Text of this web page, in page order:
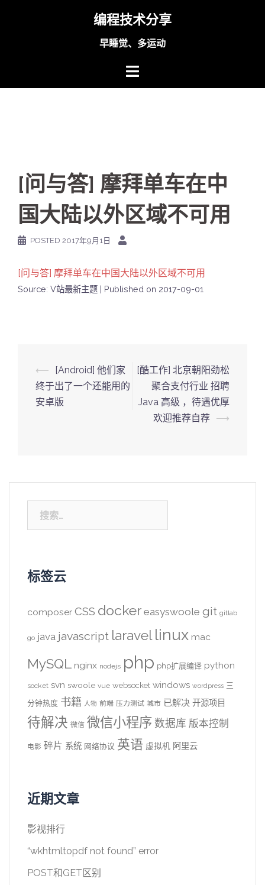
编程技术分享
早睡觉、多运动
[问与答] 摩拜单车在中
国大陆以外区域不可用
POSTED 2017年9月1日
[问与答] 摩拜单车在中国大陆以外区域不可用
Source: V站最新主题 Published on 2017-09-01
Post
navigation
⟵
[Android] 他们家
终于出了一个还能用的
安卓版
[酷工作] 北京朝阳劲松
聚合支付行业 招聘
Java 高级 ，待遇优厚
欢迎推荐自荐 ⟶
索：
标签云
composer CSS docker easyswoole git gitlab
go java javascript laravel linux mac
MySQL nginx nodejs php php扩展编译 python
socket svn swoole vue websocket windows wordpress 三
分钟热度 书籍 人物 前端 压力测试 城市 已解决 开源项目
待解决 微信 微信小程序 数据库 版本控制
电影 碎片 系统 网络协议 英语 虚拟机 阿里云
近期文章
影视排行
“wkhtmltopdf not found” error
POST和GET区别